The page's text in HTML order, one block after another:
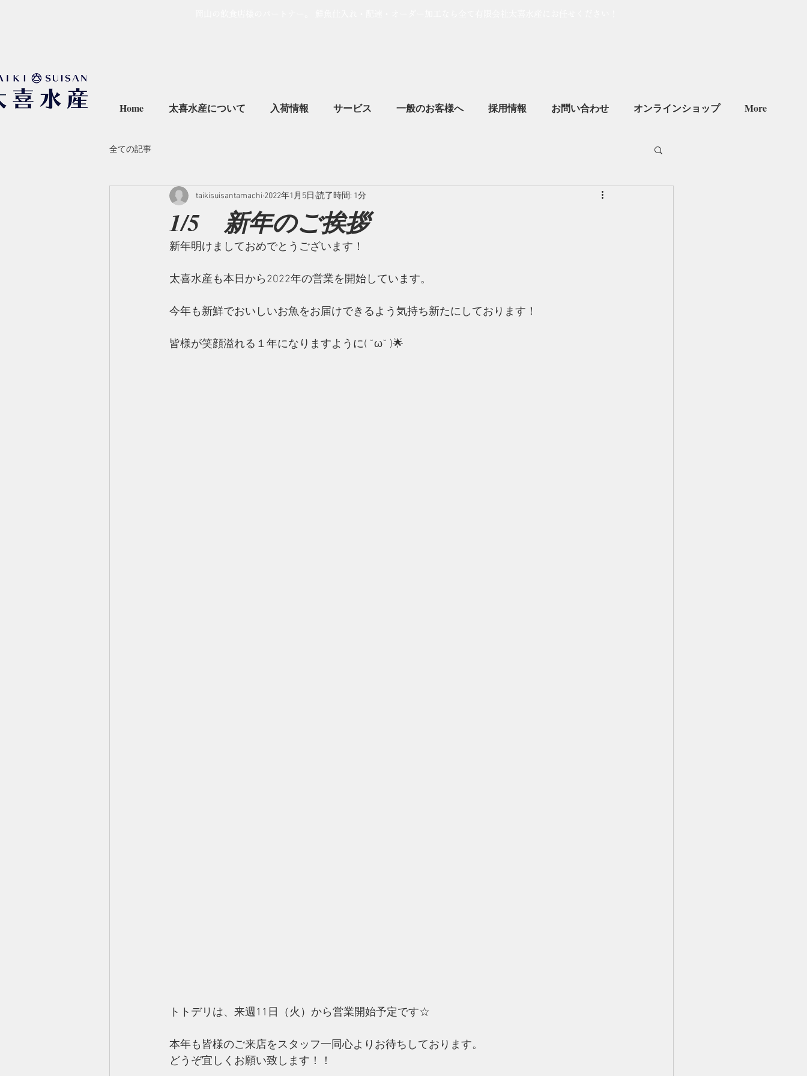
Home 太喜水産について 入荷情報 サービス 一般のお客様へ 採用情報 お問い合わせ オンラインショップ More
全ての記事
1/5 新年のご挨拶
taikisuisantamachi 2022年1月5日 読了時間: 1分
新年明けましておめでとうございます！
太喜水産も本日から2022年の営業を開始しています。
今年も新鮮でおいしいお魚をお届けできるよう気持ち新たにしております！
皆様が笑顔溢れる１年になりますように( ˘ω˘ )🌟
トトデリは、来週11日（火）から営業開始予定です☆
本年も皆様のご来店をスタッフ一同心よりお待ちしております。
どうぞ宜しくお願い致します！！